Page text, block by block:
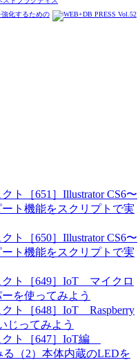
ト［651］Illustrator CS6〜
ト機能をスクリプトで実
ト［650］Illustrator CS6〜
ト機能をスクリプトで実
ト［649］IoT マイクロ
を使ってみよう
ト［648］IoT Raspberry
じってみよう
クト［647］IoT編
る（2）本体内蔵のLEDを